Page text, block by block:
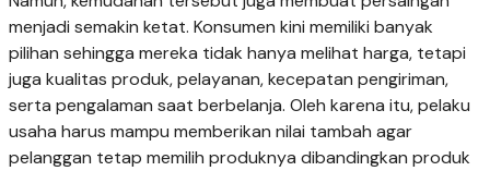
menjadi semakin ketat. Konsumen kini memiliki banyak
pilihan sehingga mereka tidak hanya melihat harga, tetapi
juga kualitas produk, pelayanan, kecepatan pengiriman,
serta pengalaman saat berbelanja. Oleh karena itu, pelaku
usaha harus mampu memberikan nilai tambah agar
pelanggan tetap memilih produknya dibandingkan produk